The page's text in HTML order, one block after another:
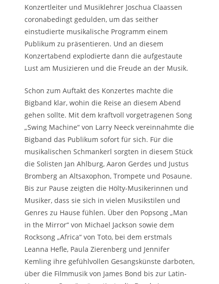
Konzertleiter und Musiklehrer Joschua Claassen
coronabedingt gedulden, um das seither
einstudierte musikalische Programm einem
Publikum zu präsentieren. Und an diesem
Konzertabend explodierte dann die aufgestaute
Lust am Musizieren und die Freude an der Musik.
Schon zum Auftakt des Konzertes machte die
Bigband klar, wohin die Reise an diesem Abend
gehen sollte. Mit dem kraftvoll vorgetragenen Song
„Swing Machine“ von Larry Neeck vereinnahmte die
Bigband das Publikum sofort für sich. Für die
musikalischen Schmankerl sorgten in diesem Stück
die Solisten Jan Ahlburg, Aaron Gerdes und Justus
Bromberg an Altsaxophon, Trompete und Posaune.
Bis zur Pause zeigten die Hölty-Musikerinnen und
Musiker, dass sie sich in vielen Musikstilen und
Genres zu Hause fühlen. Über den Popsong „Man
in the Mirror“ von Michael Jackson sowie dem
Rocksong „Africa“ von Toto, bei dem erstmals
Leanna Hefle, Paula Zierenberg und Jennifer
Kemling ihre gefühlvollen Gesangskünste darboten,
über die Filmmusik von James Bond bis zur Latin-